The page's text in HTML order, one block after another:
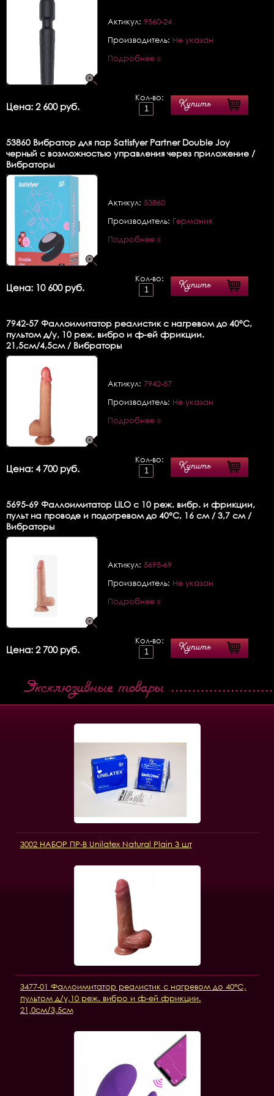
Актикул: 9560-24
Производитель: Не указан
Подробнее »
Цена: 2 600 руб.
Кол-во:
Купить
53860 Вибратор для пар Satisfyer Partner Double Joy
черный с возможностью управления через приложение /
Вибраторы
Актикул: 53860
Производитель: Германия
Подробнее »
Цена: 10 600 руб.
Кол-во:
Купить
7942-57 Фаллоимитатор реалистик с нагревом до 40°C,
пультом д/у, 10 реж. вибро и ф-ей фрикции.
21,5см/4,5см / Вибраторы
Актикул: 7942-57
Производитель: Не указан
Подробнее »
Цена: 4 700 руб.
Кол-во:
Купить
5695-69 Фаллоимитатор LILO с 10 реж. вибр. и фрикции,
пульт на проводе и подогревом до 40°C, 16 см / 3,7 см /
Вибраторы
Актикул: 5695-69
Производитель: Не указан
Подробнее »
Цена: 2 700 руб.
Кол-во:
Купить
Эксклюзивные товары
3002 НАБОР ПР-В Unilatex Natural Plain 3 шт
3477-01 Фаллоимитатор реалистик с нагревом до 40°C,
пультом д/у,10 реж. вибро и ф-ей фрикции.
21,0см/3,5см